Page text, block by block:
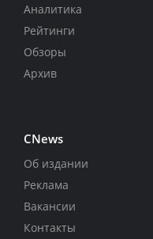
Аналитика
Рейтинги
Обзоры
Архив
CNews
Об издании
Реклама
Вакансии
Контакты